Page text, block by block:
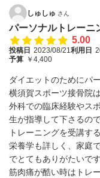
しゅしゅ さん
パーソナルトレーニ
5.00
投稿日 2023/08/21利用日
予算 ￥4,400
ダイエットのためにパ
横須賀スポーツ接骨院
外科での臨床経験やス
生が指導して下さるの
トレーニングを受講す
栄養学も詳しく、家庭
でとてもありがたいです
筋肉痛が酷い時はトレ